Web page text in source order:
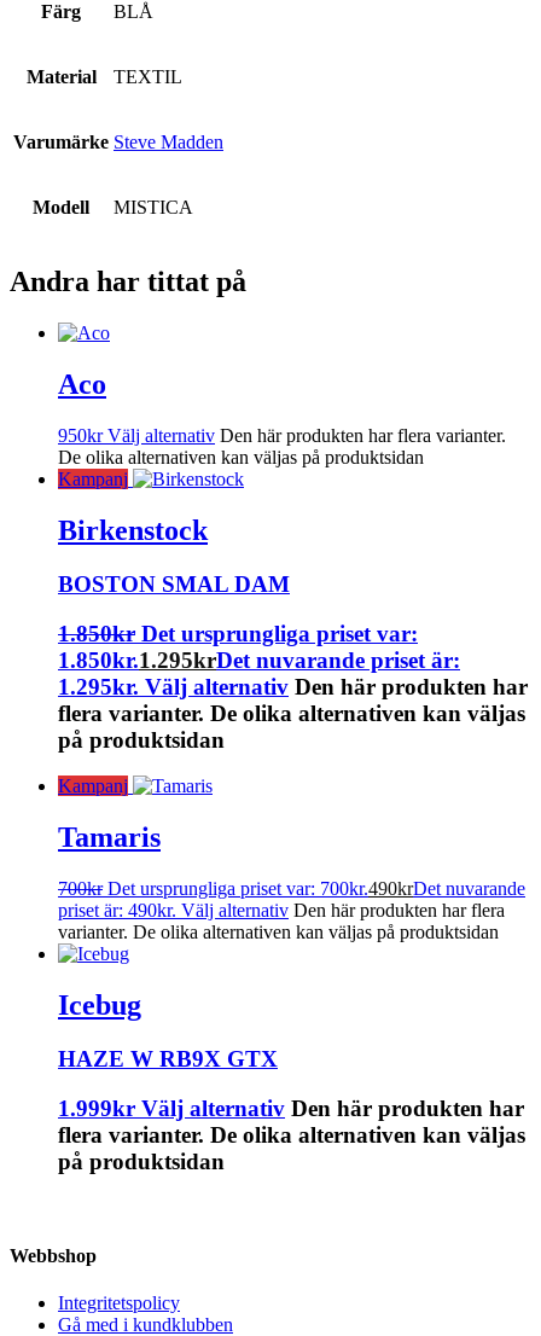
Färg BLÅ
Material TEXTIL
Varumärke Steve Madden
Modell MISTICA
Andra har tittat på
Aco
950kr Välj alternativ Den här produkten har flera varianter.
De olika alternativen kan väljas på produktsidan
Kampanj
Birkenstock
BOSTON SMAL DAM
1.850kr Det ursprungliga priset var:
1.850kr.1.295krDet nuvarande priset är:
1.295kr. Välj alternativ Den här produkten har
flera varianter. De olika alternativen kan väljas
på produktsidan
Kampanj
Tamaris
700kr Det ursprungliga priset var: 700kr.490krDet nuvarande
priset är: 490kr. Välj alternativ Den här produkten har flera
varianter. De olika alternativen kan väljas på produktsidan
Icebug
HAZE W RB9X GTX
1.999kr Välj alternativ Den här produkten har
flera varianter. De olika alternativen kan väljas
på produktsidan
Webbshop
Integritetspolicy
Gå med i kundklubben